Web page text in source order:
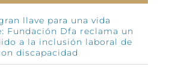
llave para una vida
Fundación Dfa reclama un
a la inclusión laboral de
discapacidad